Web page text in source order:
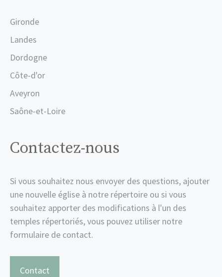
Gironde
Landes
Dordogne
Côte-d'or
Aveyron
Saône-et-Loire
Contactez-nous
Si vous souhaitez nous envoyer des questions, ajouter
une nouvelle église à notre répertoire ou si vous
souhaitez apporter des modifications à l'un des
temples répertoriés, vous pouvez utiliser notre
formulaire de contact.
Contact